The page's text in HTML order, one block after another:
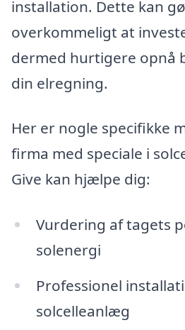
installation. Dette kan
overkommeligt at
dermed hurtigere opnå
din elregning.
Her er nogle specifikke
firma med speciale i
Give kan hjælpe dig:
Vurdering af tagets
solenergi
Professionel
solcelleanlæg